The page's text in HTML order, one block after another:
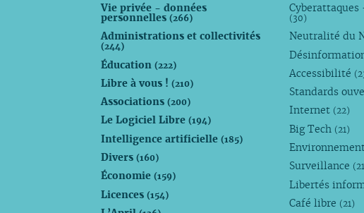
Vie privée - données
personnelles(266)
Administrations et collectivités
(244)
Éducation(222)
Libre à vous !(210)
Associations(200)
Le Logiciel Libre(194)
Intelligence artificielle(185)
Divers(160)
Économie(159)
Licences(154)
(30)
Neutralité du
Accessibilité
Standards
Internet (22)
Big Tech (21)
Surveillance
Libertés
Café libre (21)